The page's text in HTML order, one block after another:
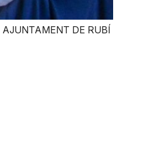
AJUNTAMENT DE RUBÍ